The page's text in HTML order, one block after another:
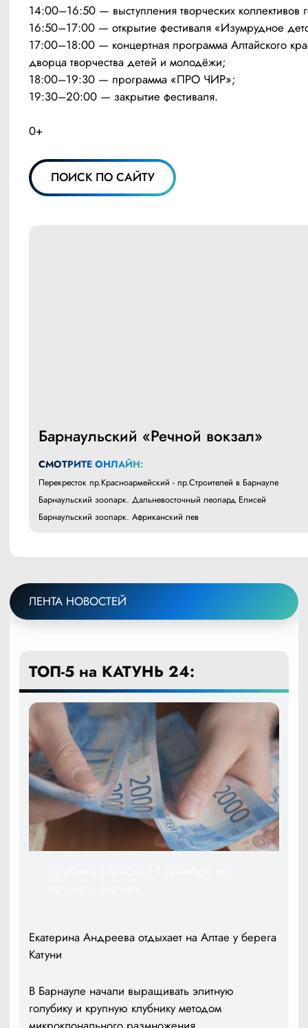
14:00–16:50 — выступления творческих коллективов
16:50–17:00 — открытие фестиваля «Изумрудное
17:00–18:00 — концертная программа Алтайского
дворца творчества детей и молодёжи;
18:00–19:30 — программа «ПРО ЧИР»;
19:30–20:00 — закрытие фестиваля.
0+
ПОИСК ПО САЙТУ
Барнаульский «Речной вокзал»
СМОТРИТЕ ОНЛАЙН:
Перекресток пр.Красноармейский - пр.Строителей в Барнауле
Барнаульский зоопарк. Дальневосточный леопард Елисей
Барнаульский зоопарк. Африканский лев
ЛЕНТА НОВОСТЕЙ
ТОП-5 на КАТУНЬ 24:
Екатерина Андреева отдыхает на Алтае у берега
Катуни
В Барнауле начали выращивать элитную
голубику и крупную клубнику методом